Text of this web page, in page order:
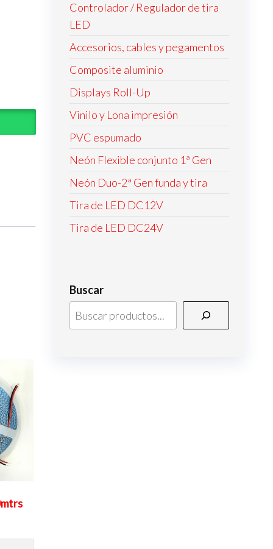
Controlador / Regulador de tira
LED
Accesorios, cables y pegamentos
Composite aluminio
Displays Roll-Up
Vinilo y Lona impresión
PVC espumado
Neón Flexible conjunto 1ª Gen
Neón Duo-2ª Gen funda y tira
Tira de LED DC12V
Tira de LED DC24V
Buscar